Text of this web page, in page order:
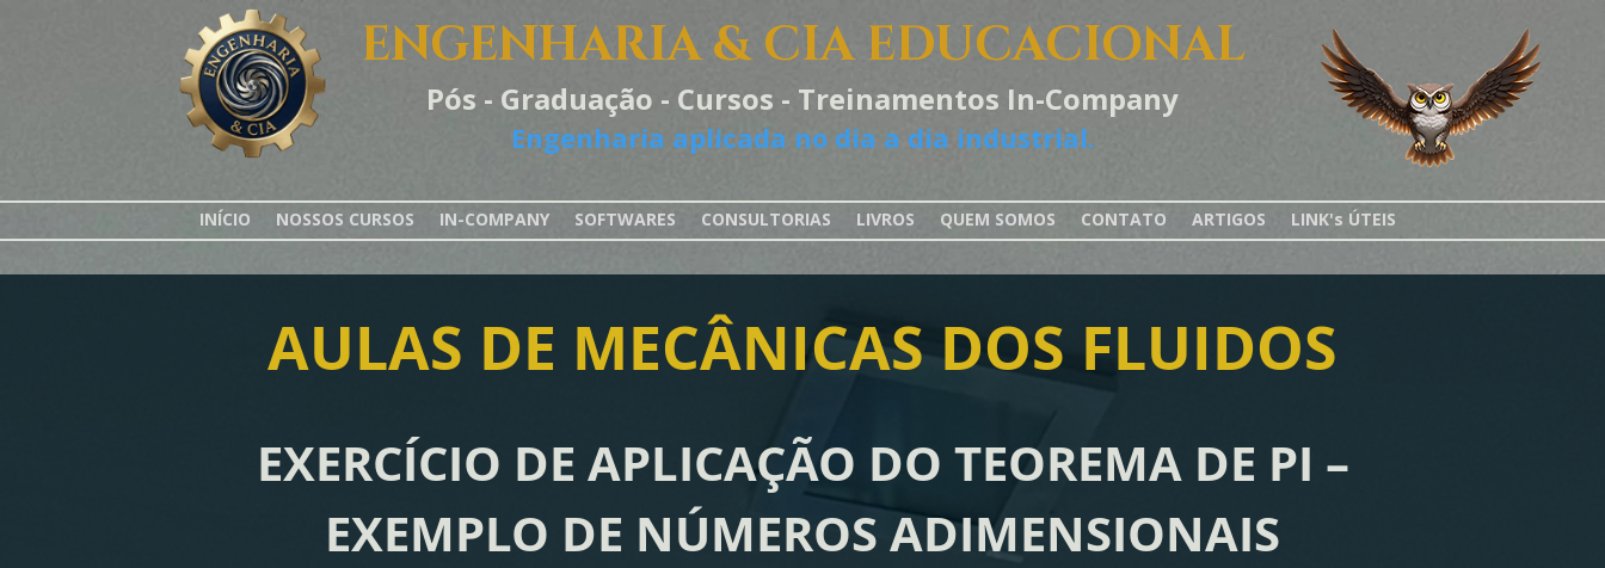
ENGENHARIA & CIA EDUCACIONAL
Pós - Graduação - Cursos - Treinamentos In-Company
Engenharia aplicada no dia a dia industrial.
INÍCIO NOSSOS CURSOS IN-COMPANY SOFTWARES CONSULTORIAS LIVROS QUEM SOMOS CONTATO ARTIGOS LINK's ÚTEIS
AULAS DE MECÂNICAS DOS FLUIDOS
EXERCÍCIO DE APLICAÇÃO DO TEOREMA DE PI –
EXEMPLO DE NÚMEROS ADIMENSIONAIS